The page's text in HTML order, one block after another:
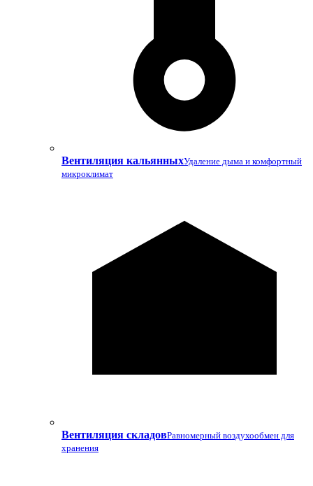
Вентиляция кальянныхУдаление дыма и комфортный
микроклимат
Вентиляция складовРавномерный воздухообмен для
хранения